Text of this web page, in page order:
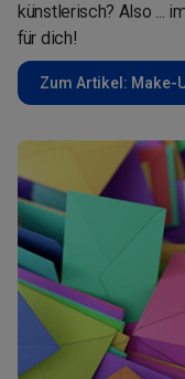
künstlerisch? Also ...
für dich!
Zum Artikel: Make-